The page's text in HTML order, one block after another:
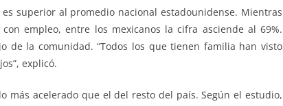
superior al promedio nacional estadounidense. Mientras
empleo, entre los mexicanos la cifra asciende al 69%.
de la comunidad. “Todos los que tienen familia han visto
explicó.
más acelerado que el del resto del país. Según el estudio,